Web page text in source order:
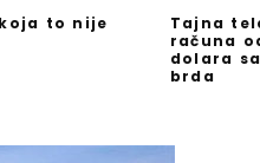
to nije
Tajna
računa
dolara
brda